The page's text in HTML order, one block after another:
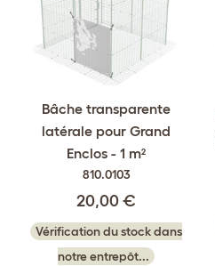
Bâche transparente
latérale pour Grand
Enclos - 1 m²
810.0103
20,00 €
Vérification du stock dans
notre entrepôt...